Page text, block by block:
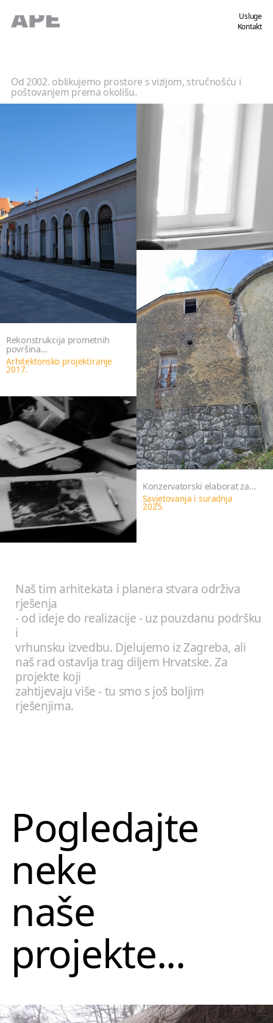
Usluge
Kontakt
Od 2002. oblikujemo prostore s vizijom, stručnošću i
poštovanjem prema okolišu.
Rekonstrukcija prometnih
površina…
Arhitektonsko projektiranje
2017.
Konzervatorski elaborat za…
Savjetovanja i suradnja
2025.
Naš tim arhitekata i planera stvara održiva
rješenja
- od ideje do realizacije - uz pouzdanu podršku
i
vrhunsku izvedbu. Djelujemo iz Zagreba, ali
naš rad ostavlja trag diljem Hrvatske. Za
projekte koji
zahtijevaju više - tu smo s još boljim
rješenjima.
Pogledajte
neke
naše
projekte...